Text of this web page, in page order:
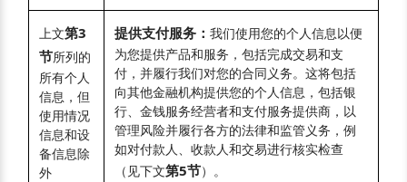
上文第3
节所列的
所有个人
信息，但
使用情况
信息和设
备信息除
外
提供支付服务： 我们使用您的个人信息以便
为您提供产品和服务，包括完成交易和支
付，并履行我们对您的合同义务。这将包括
向其他金融机构提供您的个人信息，包括银
行、金钱服务经营者和支付服务提供商，以
管理风险并履行各方的法律和监管义务，例
如对付款人、收款人和交易进行核实检查
（见下文第5节）。